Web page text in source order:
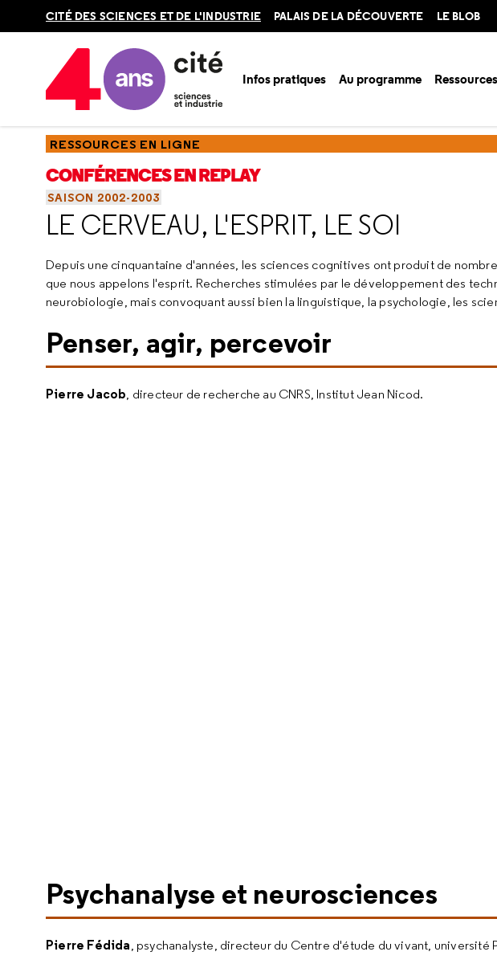
CITÉ DES SCIENCES ET DE L'INDUSTRIE PALAIS DE LA DÉCOUVERTE LE BLOB
Infos pratiques Au programme Ressources
Accueil Ressources
RESSOURCES EN LIGNE
CONFÉRENCES EN REPLAY
SAISON 2002-2003
LE CERVEAU, L'ESPRIT, LE SOI
Depuis une cinquantaine d'années, les sciences cognitives ont produit de
que nous appelons l'esprit. Recherches stimulées par le développement des
neurobiologie, mais convoquant aussi bien la linguistique, la psychologie, les
Penser, agir, percevoir
Pierre Jacob, directeur de recherche au CNRS, Institut Jean Nicod.
Psychanalyse et neurosciences
Pierre Fédida, psychanalyste, directeur du Centre d'étude du vivant, université